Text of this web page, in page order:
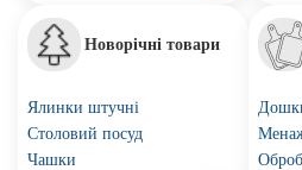
Новорічні товари
Ялинки штучні
Столовий посуд
Чашки